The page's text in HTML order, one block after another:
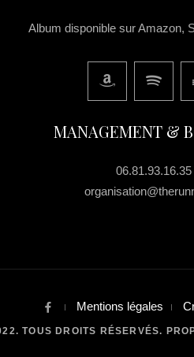
Album disponible sur Amazon,
MANAGEMENT &
06.81.93.16.35
Mentions légales
TOUS DROITS RÉSERVÉS.